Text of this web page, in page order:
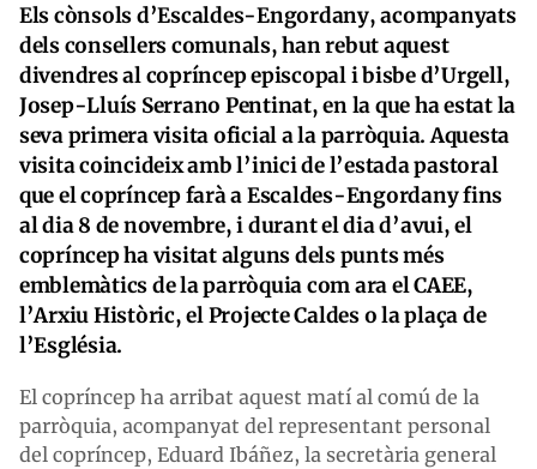
Els cònsols d’Escaldes-Engordany, acompanyats
dels consellers comunals, han rebut aquest
divendres al copríncep episcopal i bisbe d’Urgell,
Josep-Lluís Serrano Pentinat, en la que ha estat la
seva primera visita oficial a la parròquia. Aquesta
visita coincideix amb l’inici de l’estada pastoral
que el copríncep farà a Escaldes-Engordany fins
al dia 8 de novembre, i durant el dia d’avui, el
copríncep ha visitat alguns dels punts més
emblemàtics de la parròquia com ara el CAEE,
l’Arxiu Històric, el Projecte Caldes o la plaça de
l’Església.
El copríncep ha arribat aquest matí al comú de la
parròquia, acompanyat del representant personal
del copríncep, Eduard Ibáñez, la secretària general